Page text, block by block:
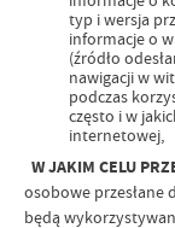
typ i wersja
informacje o
(źródło
nawigacji w
podczas
często i w
internetowej,
W JAKIM CELU
osobowe przesłane
będą